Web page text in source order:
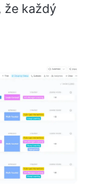
že každý